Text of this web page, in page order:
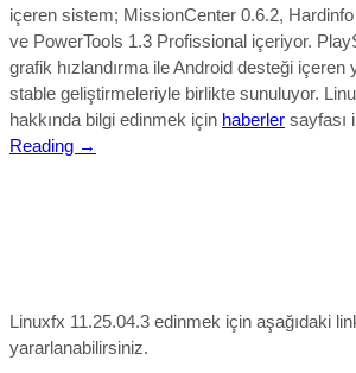
içeren sistem; MissionCenter 0.6.2,
ve PowerTools 1.3 Profissional içeriyor.
grafik hızlandırma ile Android desteği içeren
stable geliştirmeleriyle birlikte sunuluyor.
hakkında bilgi edinmek için haberler sayfası
Reading →
Linuxfx 11.25.04.3 edinmek için aşağıdaki
yararlanabilirsiniz.